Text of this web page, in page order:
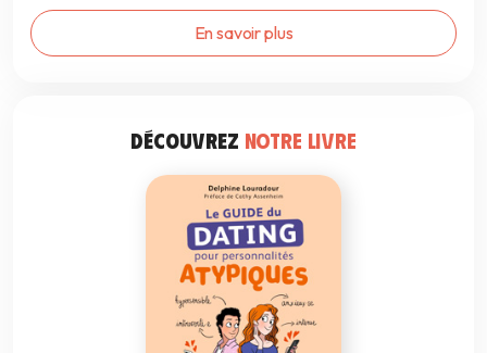
En savoir plus
DÉCOUVREZ NOTRE LIVRE